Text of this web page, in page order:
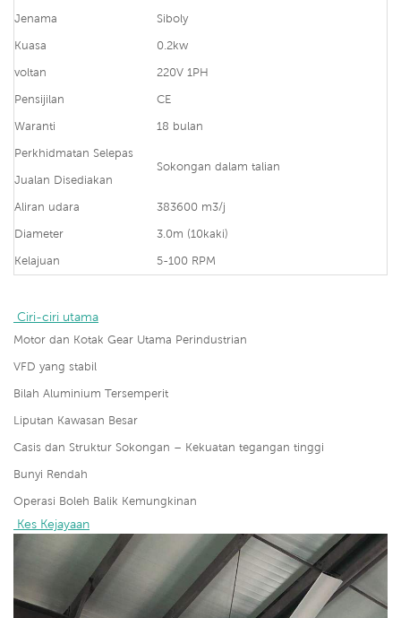
Jenama
Siboly
Kuasa
0.2kw
voltan
220V 1PH
Pensijilan
CE
Waranti
18 bulan
Perkhidmatan Selepas
Jualan Disediakan
Sokongan dalam talian
Aliran udara
383600 m3/j
Diameter
3.0m (10kaki)
Kelajuan
5-100 RPM
Ciri-ciri utama
Motor dan Kotak Gear Utama Perindustrian
VFD yang stabil
Bilah Aluminium Tersemperit
Liputan Kawasan Besar
Casis dan Struktur Sokongan – Kekuatan tegangan tinggi
Bunyi Rendah
Operasi Boleh Balik Kemungkinan
Kes Kejayaan